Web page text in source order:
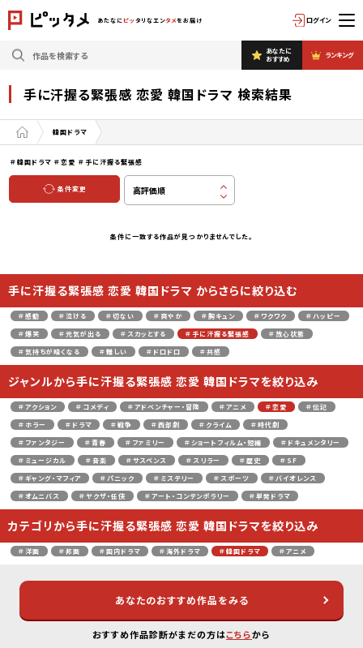
あたなに ピッ タリなエンタメをお届け ログイン
あなたに
おすすめ
ランキング
手に汗握る緊張感 恋愛 韓国ドラマ 検索結果
韓国ドラマ
＃韓国ドラマ ＃恋愛 ＃手に汗握る緊張感
条件変更
条件に一致する作品が見つかりませんでした。
手に汗握る緊張感 恋愛 韓国ドラマ からさらに絞り込む
＃感動 ＃泣ける ＃切ない ＃爽やか ＃胸キュン ＃ワクワク
＃ハッピー
＃爆笑
＃元気が出る ＃スカッとする ＃手に汗握る緊張感
＃放心状態
＃気持ちが暗くなる
＃難しい ＃ドロドロ ＃共感
ジャンルから手に汗握る緊張感 恋愛 韓国ドラマを絞り込み
＃アクション ＃コメディ ＃アドベンチャー・冒険 ＃アニメ ＃恋愛
＃伝記
＃ホラー
＃ドラマ ＃戦争 ＃西部劇 ＃クライム
＃時代劇
＃ファンタジー
＃青春 ＃ファミリー ＃ショートフィルム・短編
＃ドキュメンタリー
＃ミュージカル
＃音楽 ＃サスペンス ＃スリラー ＃歴史
＃SF
＃ギャング・マフィア
＃パニック ＃ミステリー ＃スポーツ
＃バイオレンス
＃オムニバス
＃ヤクザ・任侠 ＃アート・コンテンポラリー ＃単発ドラマ
カテゴリから手に汗握る緊張感 恋愛 韓国ドラマを絞り込み
＃洋画 ＃邦画 ＃国内ドラマ ＃海外ドラマ ＃韓国ドラマ ＃アニメ
あなたのおすすめ作品をみる
おすすめ作品診断がまだの方はこちらから